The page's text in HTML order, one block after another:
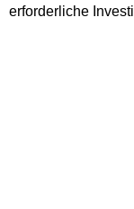
erforderliche